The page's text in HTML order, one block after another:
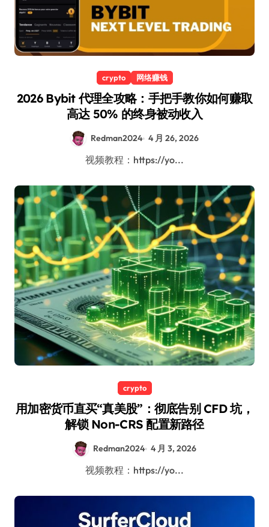
crypto 网络赚钱
2026 Bybit 代理全攻略：手把手教你如何赚取
高达 50% 的终身被动收入
Redman2024 4 月 26, 2026
视频教程：https://yo...
crypto
用加密货币直买“真美股”：彻底告别 CFD 坑，
解锁 Non-CRS 配置新路径
Redman2024 4 月 3, 2026
视频教程：https://yo...